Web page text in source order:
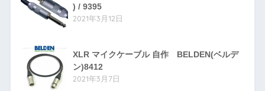
) / 9395
2021年3月12日
XLR マイクケーブル 自作 BELDEN(ベルデ
ン)8412
2021年3月7日